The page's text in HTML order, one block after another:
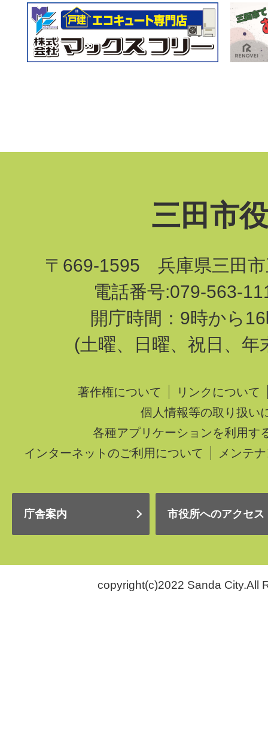
三田市
〒669-1595 兵庫県三田市
電話番号:079-563-
開庁時間：9時から
(土曜、日曜、祝日、年
著作権について
リンクについて
個人情報等の取り扱い
各種アプリケーションを利用す
インターネットのご利用について
メンテ
庁舎案内 市役所へのアクセス
copyright(c)2022 Sanda City.All